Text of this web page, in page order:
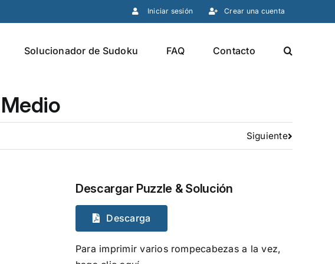
Iniciar sesión Crear una cuenta
Solucionador de Sudoku FAQ Contacto
Siguiente
Descargar Puzzle & Solución
Descarga
Para imprimir varios rompecabezas a la vez,